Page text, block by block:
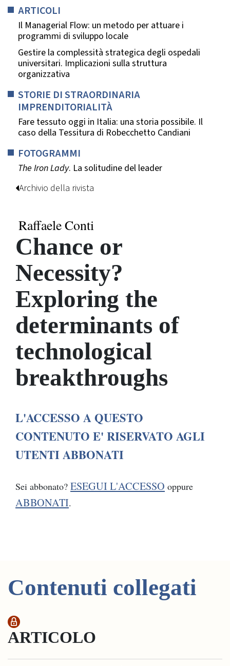
ARTICOLI
Il Managerial Flow: un metodo per attuare i
programmi di sviluppo locale
Gestire la complessità strategica degli ospedali
universitari. Implicazioni sulla struttura
organizzativa
STORIE DI STRAORDINARIA
IMPRENDITORIALITÀ
Fare tessuto oggi in Italia: una storia possibile. Il
caso della Tessitura di Robecchetto Candiani
FOTOGRAMMI
The Iron Lady. La solitudine del leader
Archivio della rivista
Raffaele Conti
Chance or
Necessity?
Exploring the
determinants of
technological
breakthroughs
L'ACCESSO A QUESTO
CONTENUTO E' RISERVATO AGLI
UTENTI ABBONATI
Sei abbonato? ESEGUI L'ACCESSO oppure
ABBONATI.
Contenuti collegati
ARTICOLO